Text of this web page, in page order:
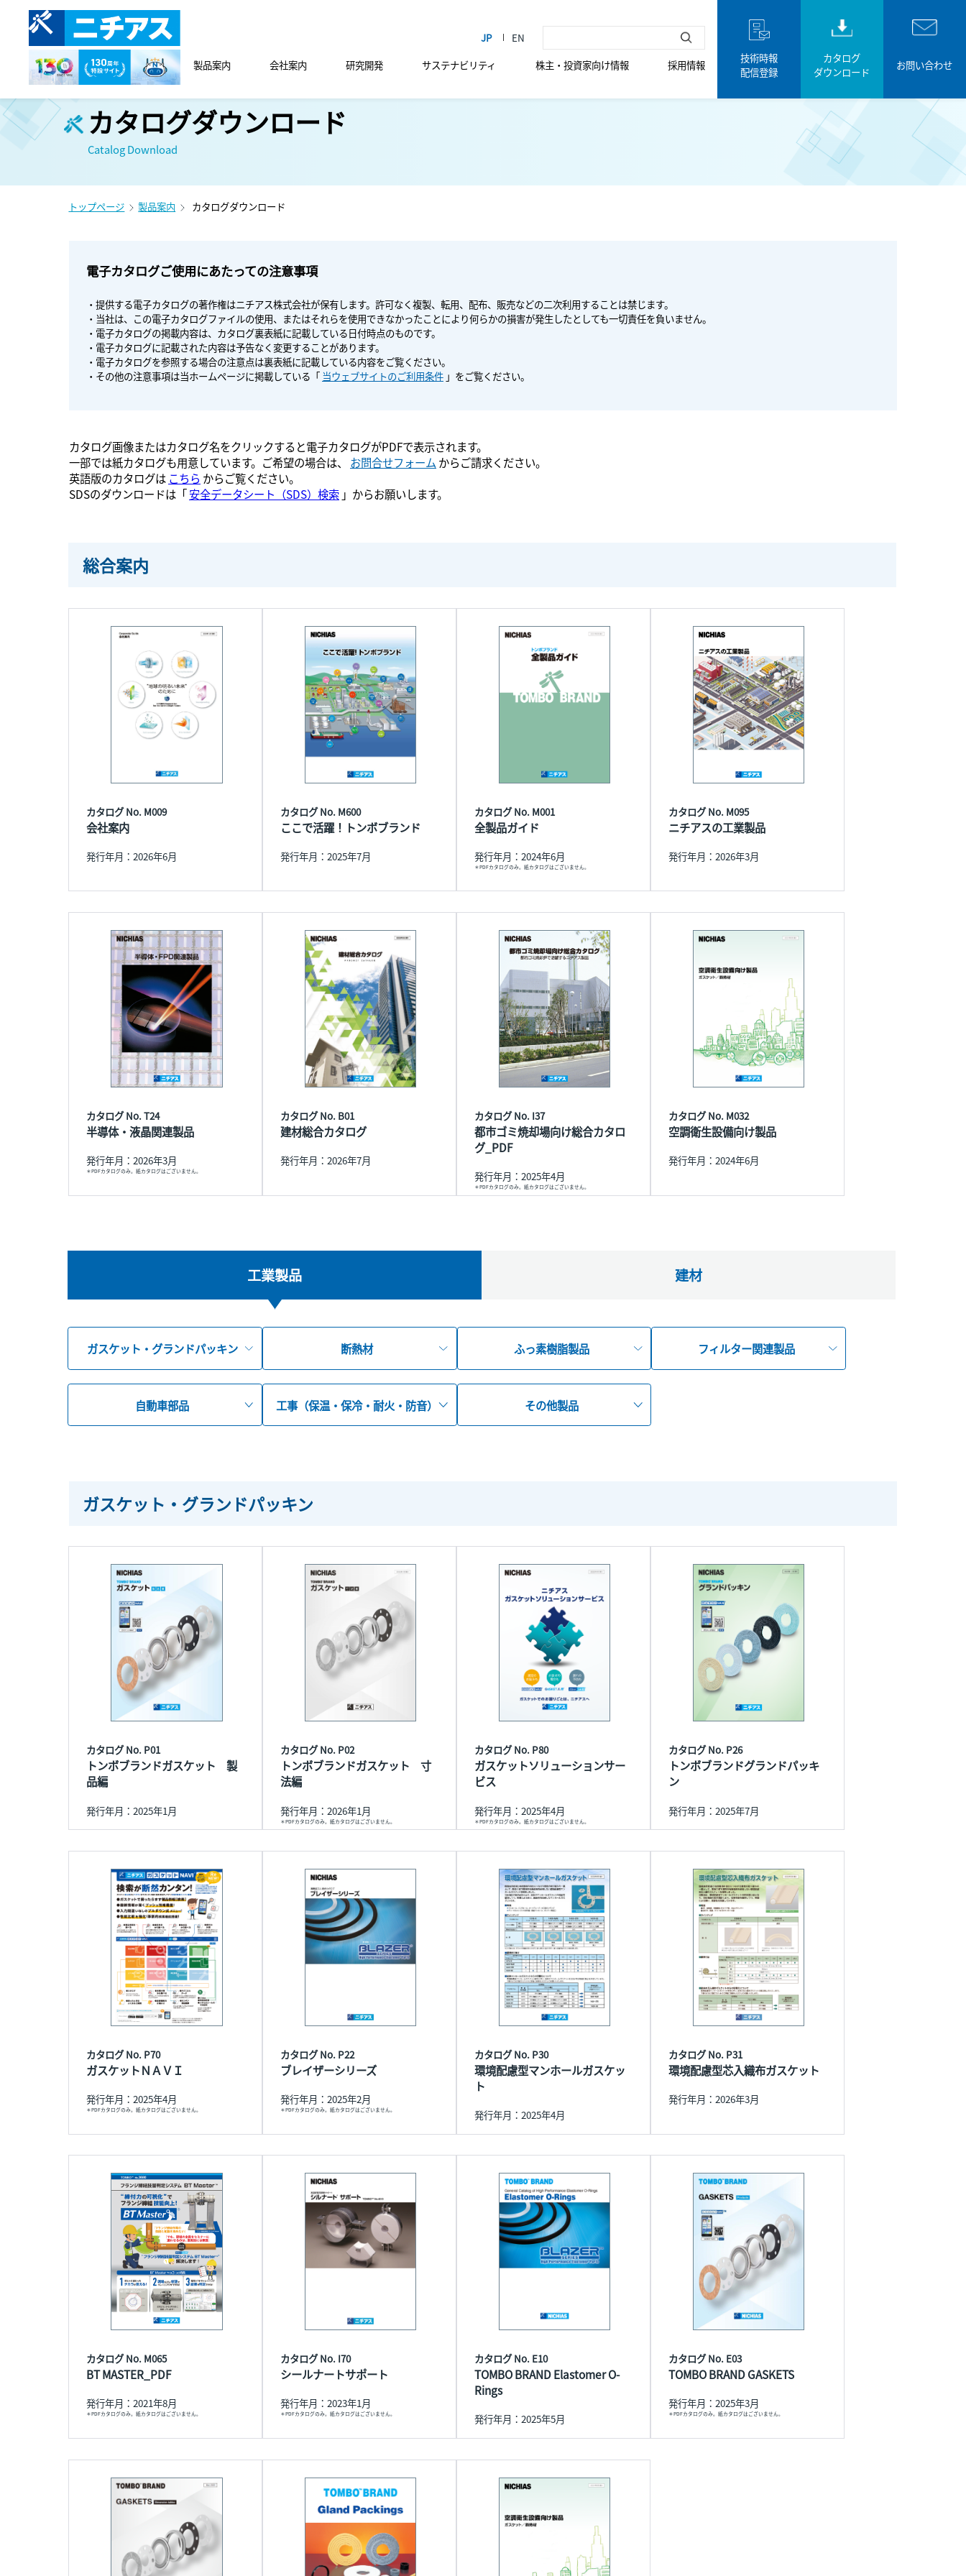
製品案内 会社案内 研究開発 サステナビリティ 株主・投資家向け情報 採用情報
技術時報
配信登録
カタログ
ダウンロード
お問い合わせ
カタログダウンロード
Catalog Download
トップページ 製品案内 カタログダウンロード
電子カタログご使用にあたっての注意事項
・提供する電子カタログの著作権はニチアス株式会社が保有します。許可なく複製、転用、配布、販売などの二次利用することは禁じます。
・当社は、この電子カタログファイルの使用、またはそれらを使用できなかったことにより何らかの損害が発生したとしても一切責任を負いません。
・電子カタログの掲載内容は、カタログ裏表紙に記載している日付時点のものです。
・電子カタログに記載された内容は予告なく変更することがあります。
・電子カタログを参照する場合の注意点は裏表紙に記載している内容をご覧ください。
・その他の注意事項は当ホームページに掲載している「 当ウェブサイトのご利用条件 」をご覧ください。
カタログ画像またはカタログ名をクリックすると電子カタログがPDFで表示されます。
一部では紙カタログも用意しています。ご希望の場合は、 お問合せフォーム からご請求ください。
英語版のカタログは こちら からご覧ください。
SDSのダウンロードは「安全データシート（SDS）検索 」からお願いします。
総合案内
カタログ No. M009
会社案内
発行年月：2026年6月
カタログ No. M600
ここで活躍！トンボブランド
発行年月：2025年7月
カタログ No. M001
全製品ガイド
発行年月：2024年6月
＊PDFカタログのみ。紙カタログはございません。
カタログ No. M095
ニチアスの工業製品
発行年月：2026年3月
カタログ No. T24
半導体・液晶関連製品
発行年月：2026年3月
＊PDFカタログのみ。紙カタログはございません。
カタログ No. B01
建材総合カタログ
発行年月：2026年7月
カタログ No. I37
都市ゴミ焼却場向け総合カタロ
グ_PDF
発行年月：2025年4月
＊PDFカタログのみ。紙カタログはございません。
カタログ No. M032
空調衛生設備向け製品
発行年月：2024年6月
工業製品 建材
ガスケット・グランドパッキン 断熱材 ふっ素樹脂製品 フィルター関連製品
自動車部品 工事（保温・保冷・耐火・防音） その他製品
ガスケット・グランドパッキン
カタログ No. P01
トンボブランドガスケット 製
品編
発行年月：2025年1月
カタログ No. P02
トンボブランドガスケット 寸
法編
発行年月：2026年1月
＊PDFカタログのみ。紙カタログはございません。
カタログ No. P80
ガスケットソリューションサー
ビス
発行年月：2025年4月
＊PDFカタログのみ。紙カタログはございません。
カタログ No. P26
トンボブランドグランドパッキ
ン
発行年月：2025年7月
カタログ No. P70
ガスケットＮＡＶＩ
発行年月：2025年4月
＊PDFカタログのみ。紙カタログはございません。
カタログ No. P22
ブレイザーシリーズ
発行年月：2025年2月
＊PDFカタログのみ。紙カタログはございません。
カタログ No. P30
環境配慮型マンホールガスケッ
ト
発行年月：2025年4月
カタログ No. P31
環境配慮型芯入織布ガスケット
発行年月：2026年3月
カタログ No. M065
BT MASTER_PDF
発行年月：2021年8月
＊PDFカタログのみ。紙カタログはございません。
カタログ No. I70
シールナートサポート
発行年月：2023年1月
＊PDFカタログのみ。紙カタログはございません。
カタログ No. E10
TOMBO BRAND Elastomer O-
Rings
発行年月：2025年5月
カタログ No. E03
TOMBO BRAND GASKETS
発行年月：2025年3月
＊PDFカタログのみ。紙カタログはございません。